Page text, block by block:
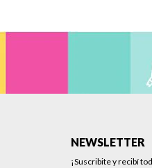
NEWSLETTER
¡Suscribite y recibí